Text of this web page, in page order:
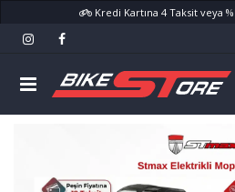
Kredi Kartına 4 Taksit veya